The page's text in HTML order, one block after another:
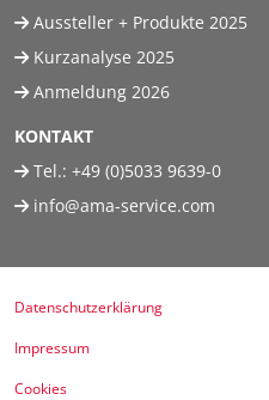
Aussteller + Produkte 2025
Kurzanalyse 2025
Anmeldung 2026
KONTAKT
Tel.: +49 (0)5033 9639-0
info@ama-service.com
Datenschutzerklärung
Impressum
Cookies